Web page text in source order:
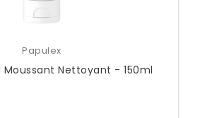
Papulex
Moussant Nettoyant - 150ml